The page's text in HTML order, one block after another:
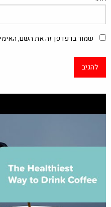
שמור בדפדפן זה את השם,